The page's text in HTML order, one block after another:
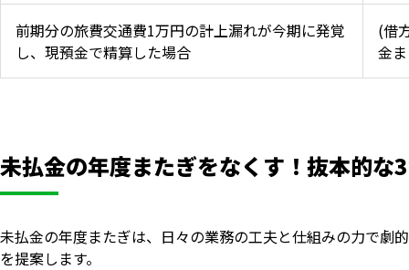
前期分の旅費交通費1万円の計上漏れが今期に発覚
し、現預金で精算した場合
(借
金
未払金の年度またぎをなくす！抜本的な
未払金の年度またぎは、日々の業務の工夫と仕組みの力で劇
を提案します。